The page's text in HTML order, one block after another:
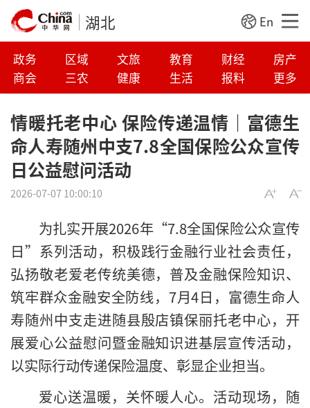
湖北 En
政务 区域 文旅 教育 财经
房产
商会
三农 健康 生活 报料 更多
情暖托老中心 保险传递温情｜富德生
命人寿随州中支7.8全国保险公众宣传
日公益慰问活动
2026-07-07 10:00:10
为扎实开展2026年“7.8全国保险公众宣传
日”系列活动，积极践行金融行业社会责任，
弘扬敬老爱老传统美德，普及金融保险知识、
筑牢群众金融安全防线，7月4日，富德生命人
寿随州中支走进随县殷店镇保丽托老中心，开
展爱心公益慰问暨金融知识进基层宣传活动，
以实际行动传递保险温度、彰显企业担当。
爱心送温暖，关怀暖人心。活动现场，随